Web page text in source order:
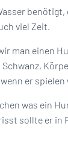
viel Zeit.
man einen
er spielen
was ein
sollte er in